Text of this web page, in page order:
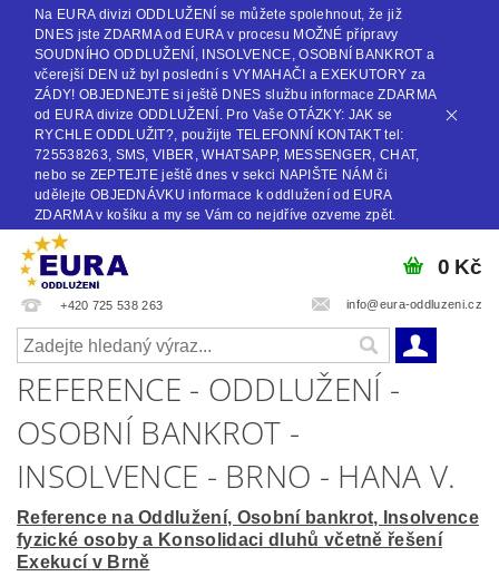
Na EURA divizi ODDLUŽENÍ se můžete spolehnout, že již
DNES jste ZDARMA od EURA v procesu MOŽNÉ přípravy
SOUDNÍHO ODDLUŽENÍ, INSOLVENCE, OSOBNÍ BANKROT a
včerejší DEN už byl poslední s VYMAHAČI a EXEKUTORY za
ZÁDY! OBJEDNEJTE si ještě DNES službu informace ZDARMA
od EURA divize ODDLUŽENÍ. Pro Vaše OTÁZKY: JAK se
RYCHLE ODDLUŽIT?, použijte TELEFONNÍ KONTAKT tel:
725538263, SMS, VIBER, WHATSAPP, MESSENGER, CHAT,
nebo se ZEPTEJTE ještě dnes v sekci NAPIŠTE NÁM či
udělejte OBJEDNÁVKU informace k oddlužení od EURA
ZDARMA v košíku a my se Vám co nejdříve ozveme zpět.
+420 725 538 263 info@eura-oddluzeni.cz
0 Kč
REFERENCE - ODDLUŽENÍ -
OSOBNÍ BANKROT -
INSOLVENCE - BRNO - HANA V.
Reference na Oddlužení, Osobní bankrot, Insolvence
fyzické osoby a Konsolidaci dluhů včetně řešení
Exekucí v Brně